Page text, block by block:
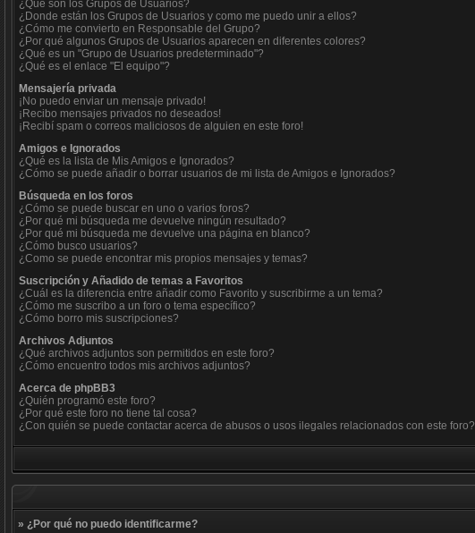
¿Qué son los Grupos de Usuarios?
¿Donde están los Grupos de Usuarios y como me puedo unir a ellos?
¿Cómo me convierto en Responsable del Grupo?
¿Por qué algunos Grupos de Usuarios aparecen en diferentes colores?
¿Qué es un "Grupo de Usuarios predeterminado"?
¿Qué es el enlace "El equipo"?
Mensajería privada
¡No puedo enviar un mensaje privado!
¡Recibo mensajes privados no deseados!
¡Recibí spam o correos maliciosos de alguien en este foro!
Amigos e Ignorados
¿Qué es la lista de Mis Amigos e Ignorados?
¿Cómo se puede añadir o borrar usuarios de mi lista de Amigos e Ignorados?
Búsqueda en los foros
¿Cómo se puede buscar en uno o varios foros?
¿Por qué mi búsqueda me devuelve ningún resultado?
¿Por qué mi búsqueda me devuelve una página en blanco?
¿Cómo busco usuarios?
¿Como se puede encontrar mis propios mensajes y temas?
Suscripción y Añadido de temas a Favoritos
¿Cuál es la diferencia entre añadir como Favorito y suscribirme a un tema?
¿Cómo me suscribo a un foro o tema específico?
¿Cómo borro mis suscripciones?
Archivos Adjuntos
¿Qué archivos adjuntos son permitidos en este foro?
¿Cómo encuentro todos mis archivos adjuntos?
Acerca de phpBB3
¿Quién programó este foro?
¿Por qué este foro no tiene tal cosa?
¿Con quién se puede contactar acerca de abusos o usos ilegales relacionados con este foro?
» ¿Por qué no puedo identificarme?